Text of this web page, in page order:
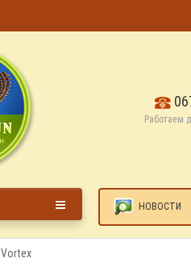
Работаем
НОВОСТИ
Vortex